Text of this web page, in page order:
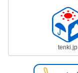
tenki.jp